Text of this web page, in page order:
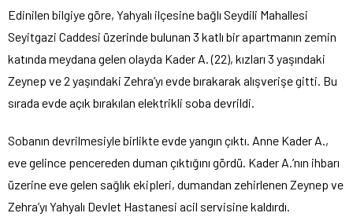
Edinilen bilgiye göre, Yahyalı ilçesine bağlı Seydili Mahallesi
Seyitgazi Caddesi üzerinde bulunan 3 katlı bir apartmanın zemin
katında meydana gelen olayda Kader A. (22), kızları 3 yaşındaki
Zeynep ve 2 yaşındaki Zehra’yı evde bırakarak alışverişe gitti. Bu
sırada evde açık bırakılan elektrikli soba devrildi.
Sobanın devrilmesiyle birlikte evde yangın çıktı. Anne Kader A.,
eve gelince pencereden duman çıktığını gördü. Kader A.’nın ihbarı
üzerine eve gelen sağlık ekipleri, dumandan zehirlenen Zeynep ve
Zehra’yı Yahyalı Devlet Hastanesi acil servisine kaldırdı.